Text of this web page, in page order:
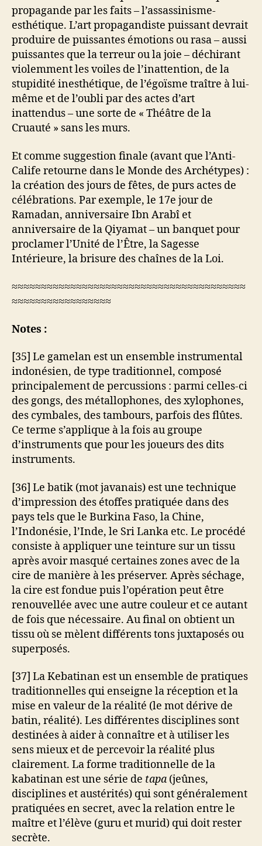
propagande par les faits – l’assassinisme-
esthétique. L’art propagandiste puissant devrait
produire de puissantes émotions ou rasa – aussi
puissantes que la terreur ou la joie – déchirant
violemment les voiles de l’inattention, de la
stupidité inesthétique, de l’égoïsme traître à lui-
même et de l’oubli par des actes d’art
inattendus – une sorte de « Théâtre de la
Cruauté » sans les murs.
Et comme suggestion finale (avant que l’Anti-
Calife retourne dans le Monde des Archétypes) :
la création des jours de fêtes, de purs actes de
célébrations. Par exemple, le 17e jour de
Ramadan, anniversaire Ibn Arabî et
anniversaire de la Qiyamat – un banquet pour
proclamer l’Unité de l’Être, la Sagesse
Intérieure, la brisure des chaînes de la Loi.
≈≈≈≈≈≈≈≈≈≈≈≈≈≈≈≈≈≈≈≈≈≈≈≈≈≈≈≈≈≈≈≈≈≈≈≈≈≈≈≈
≈≈≈≈≈≈≈≈≈≈≈≈≈≈≈≈≈
Notes :
[35] Le gamelan est un ensemble instrumental
indonésien, de type traditionnel, composé
principalement de percussions : parmi celles-ci
des gongs, des métallophones, des xylophones,
des cymbales, des tambours, parfois des flûtes.
Ce terme s’applique à la fois au groupe
d’instruments que pour les joueurs des dits
instruments.
[36] Le batik (mot javanais) est une technique
d’impression des étoffes pratiquée dans des
pays tels que le Burkina Faso, la Chine,
l’Indonésie, l’Inde, le Sri Lanka etc. Le procédé
consiste à appliquer une teinture sur un tissu
après avoir masqué certaines zones avec de la
cire de manière à les préserver. Après séchage,
la cire est fondue puis l’opération peut être
renouvellée avec une autre couleur et ce autant
de fois que nécessaire. Au final on obtient un
tissu où se mèlent différents tons juxtaposés ou
superposés.
[37] La Kebatinan est un ensemble de pratiques
traditionnelles qui enseigne la réception et la
mise en valeur de la réalité (le mot dérive de
batin, réalité). Les différentes disciplines sont
destinées à aider à connaître et à utiliser les
sens mieux et de percevoir la réalité plus
clairement. La forme traditionnelle de la
kabatinan est une série de tapa (jeûnes,
disciplines et austérités) qui sont généralement
pratiquées en secret, avec la relation entre le
maître et l’élève (guru et murid) qui doit rester
secrète.